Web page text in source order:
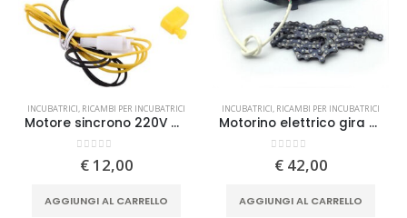
INCUBATRICI, RICAMBI PER INCUBATRICI
Motore sincrono 220V girauova per incubatrici automatiche
0Su 5
€12,00
AGGIUNGI AL CARRELLO
INCUBATRICI, RICAMBI PER INCUBATRICI
Motorino elettrico gira uova ricambio per incubatrici EM500 EM1000 con staffa di fissaggio
0Su 5
€42,00
AGGIUNGI AL CARRELLO